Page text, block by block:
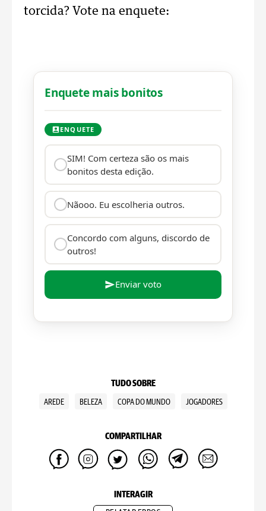
torcida? Vote na enquete:
ENQUETE
Enquete mais bonitos
SIM! Com certeza são os mais
bonitos desta edição.
Nãooo. Eu escolheria outros.
Concordo com alguns, discordo de
outros!
Enviar voto
TUDO SOBRE
AREDE BELEZA COPA DO MUNDO JOGADORES
COMPARTILHAR
INTERAGIR